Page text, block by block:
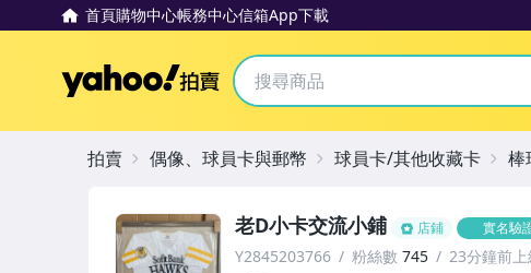
首頁購物中心帳務中心信箱App下載
Yahoo拍賣
老D小卡交流小鋪 店鋪 實名驗
Y2845203766 粉絲數 745
23分鐘前上
拍賣 偶像、球員卡與郵幣 球員卡/其他收藏卡 棒